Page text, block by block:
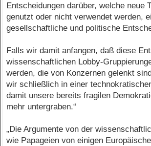
Entscheidungen darüber, welche neue
genutzt oder nicht verwendet werden,
gesellschaftliche und politische
Falls wir damit anfangen, daß diese
wissenschaftlichen Lobby-
werden, die von Konzernen gelenkt
wir schließlich in einer
damit unsere bereits fragilen
mehr untergraben.“
„Die Argumente von der
wie Papageien von einigen